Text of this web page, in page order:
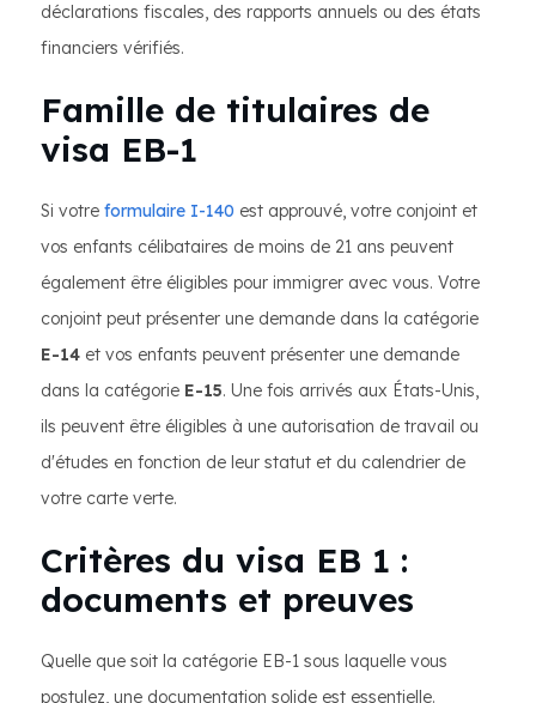
déclarations fiscales, des rapports annuels ou des états
financiers vérifiés.
Famille de titulaires de
visa EB-1
Si votre formulaire I-140 est approuvé, votre conjoint et
vos enfants célibataires de moins de 21 ans peuvent
également être éligibles pour immigrer avec vous. Votre
conjoint peut présenter une demande dans la catégorie
E-14 et vos enfants peuvent présenter une demande
dans la catégorie E-15. Une fois arrivés aux États-Unis,
ils peuvent être éligibles à une autorisation de travail ou
d'études en fonction de leur statut et du calendrier de
votre carte verte.
Critères du visa EB 1 :
documents et preuves
Quelle que soit la catégorie EB-1 sous laquelle vous
postulez, une documentation solide est essentielle.